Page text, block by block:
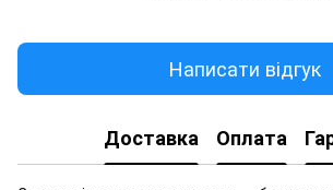
Написати відгук
Доставка Оплата